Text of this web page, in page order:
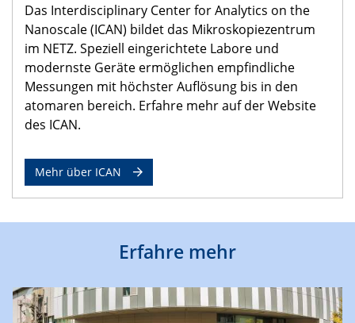
Das Interdisciplinary Center for Analytics on the
Nanoscale (ICAN) bildet das Mikroskopiezentrum
im NETZ. Speziell eingerichtete Labore und
modernste Geräte ermöglichen empfindliche
Messungen mit höchster Auflösung bis in den
atomaren bereich. Erfahre mehr auf der Website
des ICAN.
Mehr über ICAN
Erfahre mehr